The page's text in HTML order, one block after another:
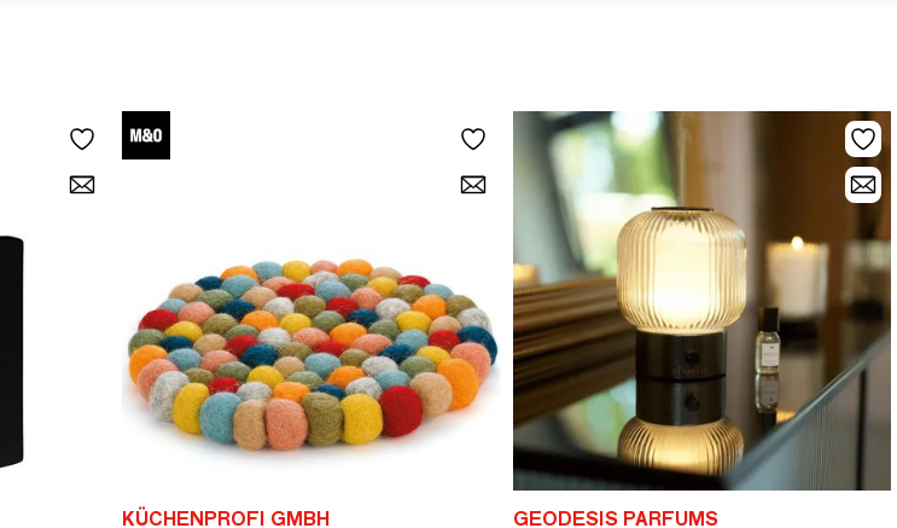
KÜCHENPROFI GMBH GEODESIS PARFUMS